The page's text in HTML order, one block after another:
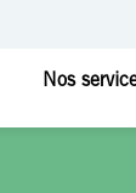
Nos